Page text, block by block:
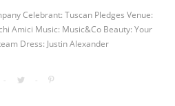
Celebrant: Tuscan Pledges Venue:
Amici Music: Music&Co Beauty: Your
Dress: Justin Alexander